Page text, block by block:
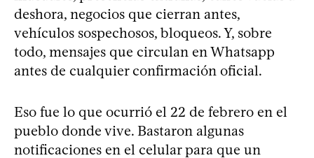
deshora, negocios que cierran antes,
vehículos sospechosos, bloqueos. Y, sobre
todo, mensajes que circulan en Whatsapp
antes de cualquier confirmación oficial.
Eso fue lo que ocurrió el 22 de febrero en el
pueblo donde vive. Bastaron algunas
notificaciones en el celular para que un